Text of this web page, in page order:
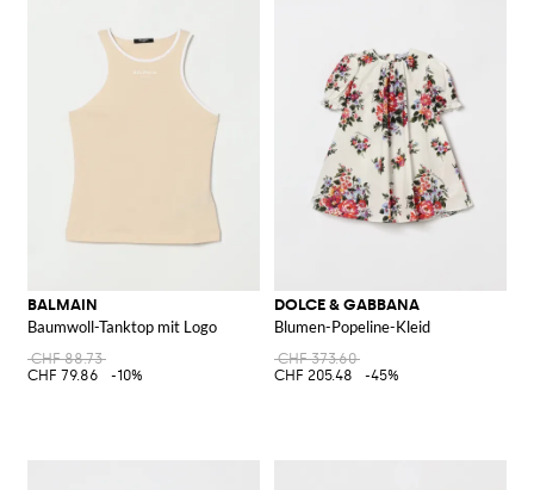
BALMAIN
Baumwoll-Tanktop mit Logo
CHF 88.73
CHF 79.86
-10%
DOLCE & GABBANA
Blumen-Popeline-Kleid
CHF 373.60
CHF 205.48
-45%